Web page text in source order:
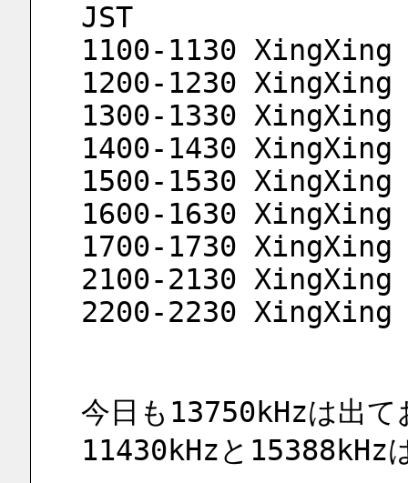
JST
1100-1130 XingXing
1200-1230 XingXing
1300-1330 XingXing
1400-1430 XingXing
1500-1530 XingXing
1600-1630 XingXing
1700-1730 XingXing
2100-2130
2200-2230
今日も13750kHzは出て
11430kHzと15388kHz